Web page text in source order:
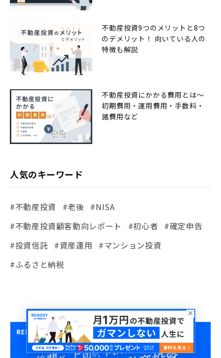
不動産投資9つのメリットと8つ
のデメリット！ 向いている人の
特徴も解説
不動産投資にかかる費用とは〜
初期費用・運用費用・手数料・
諸費用など
人気のキーワード
#不動産投資 #老後 #NISA
#不動産投資顧客動向レポート
#初心者
#確定申告
#投資信託
#資産運用
#マンション投資
#ふるさと納税